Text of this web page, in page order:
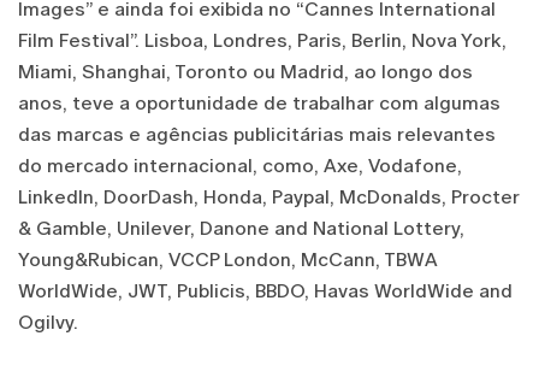
Images” e ainda foi exibida no “Cannes International
Film Festival”. Lisboa, Londres, Paris, Berlin, Nova York,
Miami, Shanghai, Toronto ou Madrid, ao longo dos
anos, teve a oportunidade de trabalhar com algumas
das marcas e agências publicitárias mais relevantes
do mercado internacional, como, Axe, Vodafone,
LinkedIn, DoorDash, Honda, Paypal, McDonalds, Procter
& Gamble, Unilever, Danone and National Lottery,
Young&Rubican, VCCP London, McCann, TBWA
WorldWide, JWT, Publicis, BBDO, Havas WorldWide and
Ogilvy.